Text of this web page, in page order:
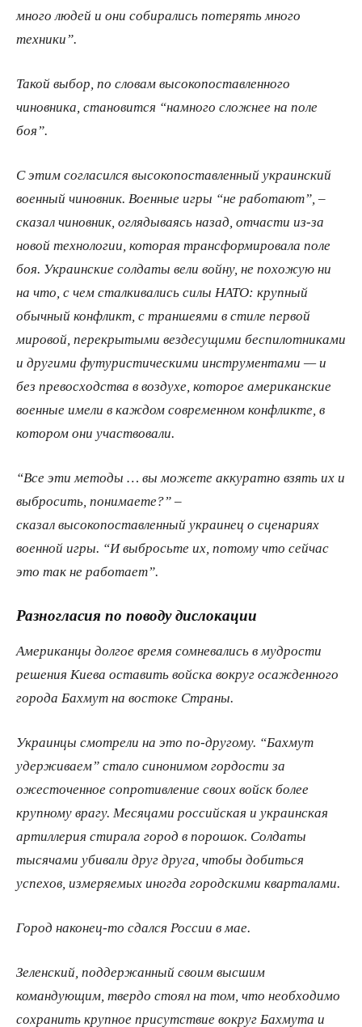
много людей и они собирались потерять много
техники”.
Такой выбор, по словам высокопоставленного
чиновника, становится “намного сложнее на поле
боя”.
С этим согласился высокопоставленный украинский
военный чиновник. Военные игры “не работают”, –
сказал чиновник, оглядываясь назад, отчасти из-за
новой технологии, которая трансформировала поле
боя. Украинские солдаты вели войну, не похожую ни
на что, с чем сталкивались силы НАТО: крупный
обычный конфликт, с траншеями в стиле первой
мировой, перекрытыми вездесущими беспилотниками
и другими футуристическими инструментами — и
без превосходства в воздухе, которое американские
военные имели в каждом современном конфликте, в
котором они участвовали.
“Все эти методы … вы можете аккуратно взять их и
выбросить, понимаете?” –
сказал высокопоставленный украинец о сценариях
военной игры. “И выбросьте их, потому что сейчас
это так не работает”.
Разногласия по поводу дислокации
Американцы долгое время сомневались в мудрости
решения Киева оставить войска вокруг осажденного
города Бахмут на востоке Страны.
Украинцы смотрели на это по-​другому. “Бахмут
удерживаем” стало синонимом гордости за
ожесточенное сопротивление своих войск более
крупному врагу. Месяцами российская и украинская
артиллерия стирала город в порошок. Солдаты
тысячами убивали друг друга, чтобы добиться
успехов, измеряемых иногда городскими кварталами.
Город наконец-​то сдался России в мае.
Зеленский, поддержанный своим высшим
командующим, твердо стоял на том, что необходимо
сохранить крупное присутствие вокруг Бахмута и